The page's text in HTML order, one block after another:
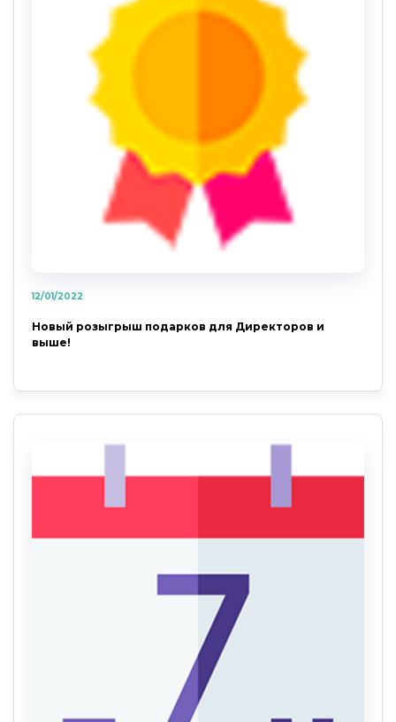
12/01/2022
Новый розыгрыш подарков для Директоров и
выше!